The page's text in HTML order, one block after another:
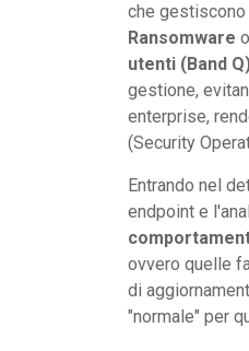
che
Ransomware
utenti (Band
gestione,
enterprise,
(Security
Entrando nel
endpoint e
ovvero quelle
di
"normale" per